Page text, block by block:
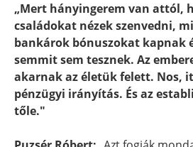
„Mert hányingerem van attól,
családokat nézek szenvedni,
bankárok bónuszokat kapnak
semmit sem tesznek. Az
akarnak az életük felett. Nos,
pénzügyi irányítás. És az
tőle."